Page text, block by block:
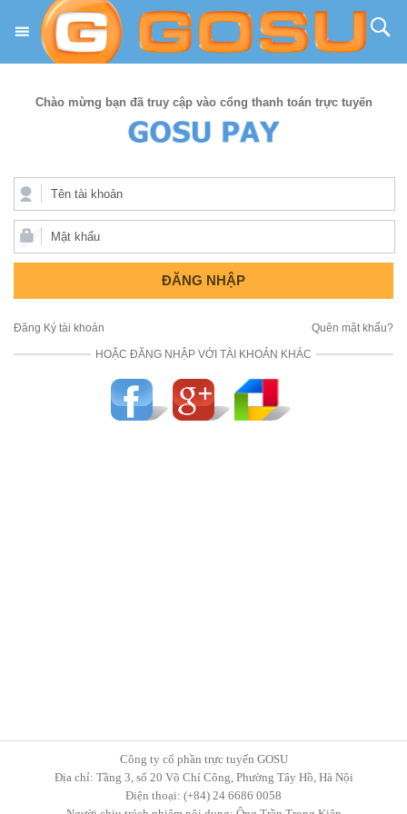
Chào mừng bạn đã truy cập vào cổng thanh toán trực tuyến
ĐĂNG NHẬP
Đăng Ký tài khoản Quên mật khẩu?
HOẶC ĐĂNG NHẬP VỚI TÀI KHOẢN KHÁC
Công ty cổ phần trực tuyến GOSU
Địa chỉ: Tầng 3, số 20 Võ Chí Công, Phường Tây Hồ, Hà Nội
Điện thoại: (+84) 24 6686 0058